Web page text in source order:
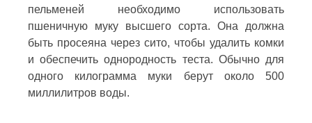
пельменей необходимо использовать
пшеничную муку высшего сорта. Она должна
быть просеяна через сито, чтобы удалить комки
и обеспечить однородность теста. Обычно для
одного килограмма муки берут около 500
миллилитров воды.